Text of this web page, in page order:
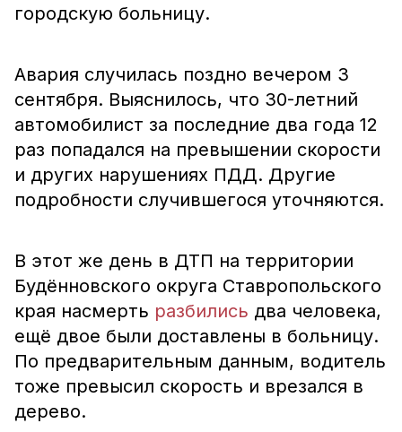
городскую больницу.
Авария случилась поздно вечером 3
сентября. Выяснилось, что 30-летний
автомобилист за последние два года 12
раз попадался на превышении скорости
и других нарушениях ПДД. Другие
подробности случившегося уточняются.
В этот же день в ДТП на территории
Будённовского округа Ставропольского
края насмерть разбились два человека,
ещё двое были доставлены в больницу.
По предварительным данным, водитель
тоже превысил скорость и врезался в
дерево.